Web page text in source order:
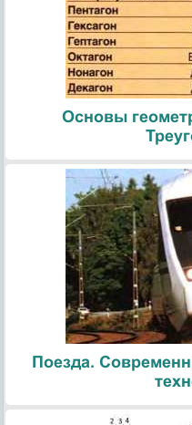
Основы
Поезда.